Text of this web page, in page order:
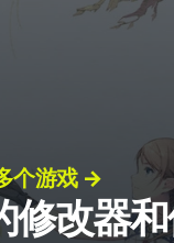
个游戏 →
修改器